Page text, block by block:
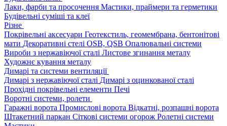
Лаки, фарби та просочення Мастики, праймери та герметики
Будівельні суміші та клеї
Різне
Покрівельні аксесуари Геотекстиль, геомембрана, бентонітові
мати Декоративні стелі OSB, QSB Опалювальні системи
Вироби з нержавіючої сталі Листове згинання металу
Художнє кування металу
Димарі та системи вентиляції
Димарі з нержавіючої сталі Димарі з оцинкованої сталі
Прохідні покрівельні елементи Печі
Воротні системи, ролети
Гаражні ворота Промислові ворота Відкатні, розпашні ворота
Штакетний паркан Сіткові системи огорож Ролетні системи